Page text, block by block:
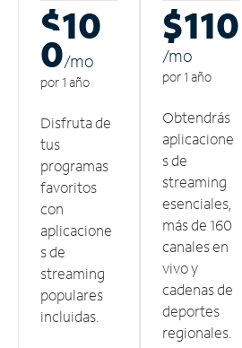
$10
0/mo
por 1 año
Disfruta de
tus
programas
favoritos
con
aplicacione
s de
streaming
populares
incluidas.
$110
/mo
por 1 año
Obtendrás
aplicacione
s de
streaming
esenciales,
más de 160
canales en
vivo y
cadenas de
deportes
regionales.